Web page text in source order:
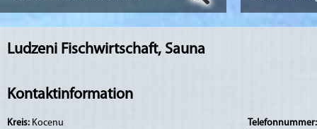
Ludzeni Fischwirtschaft, Sauna
Kontaktinformation
Kreis: Kocenu